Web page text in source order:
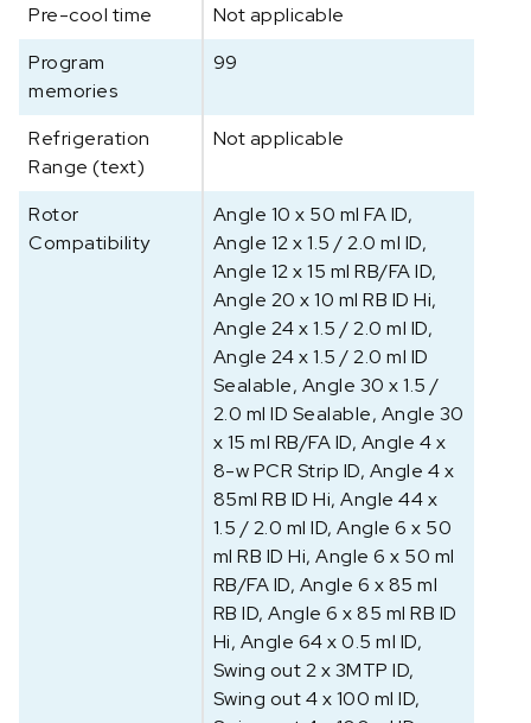
Pre-cool time
Not applicable
Program
memories
99
Refrigeration
Range (text)
Not applicable
Rotor
Compatibility
Angle 10 x 50 ml FA ID,
Angle 12 x 1.5 / 2.0 ml ID,
Angle 12 x 15 ml RB/FA ID,
Angle 20 x 10 ml RB ID Hi,
Angle 24 x 1.5 / 2.0 ml ID,
Angle 24 x 1.5 / 2.0 ml ID
Sealable, Angle 30 x 1.5 /
2.0 ml ID Sealable, Angle 30
x 15 ml RB/FA ID, Angle 4 x
8-w PCR Strip ID, Angle 4 x
85ml RB ID Hi, Angle 44 x
1.5 / 2.0 ml ID, Angle 6 x 50
ml RB ID Hi, Angle 6 x 50 ml
RB/FA ID, Angle 6 x 85 ml
RB ID, Angle 6 x 85 ml RB ID
Hi, Angle 64 x 0.5 ml ID,
Swing out 2 x 3MTP ID,
Swing out 4 x 100 ml ID,